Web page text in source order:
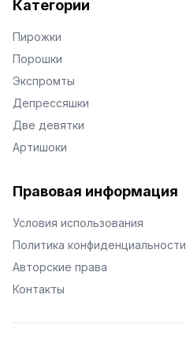
Категории
Пирожки
Порошки
Экспромты
Депрессяшки
Две девятки
Артишоки
Правовая информация
Условия использования
Политика конфиденциальности
Авторские права
Контакты